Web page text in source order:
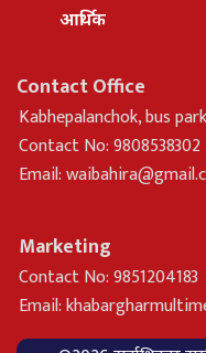
आर्थिक
Contact Office
Kabhepalanchok, bus
Contact No: 9808538302
Email:
Marketing
Contact No: 9851204183
Email: